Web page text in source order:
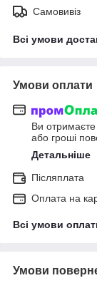
Самовивіз
Всі умови
Умови оплати
Ви
або гроші
Детальніше
Післяплата
Оплата на
Всі умови
Умови